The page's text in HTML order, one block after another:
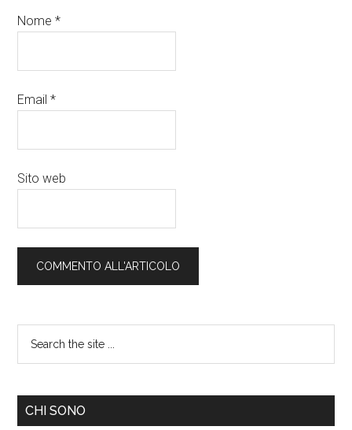
Nome*
Email*
Sito web
CHI SONO